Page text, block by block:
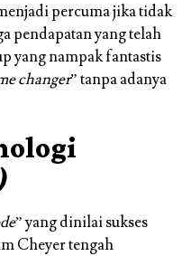
percuma jika tidak
pendapatan yang telah
yang nampak fantastis
changer” tanpa adanya
” yang dinilai sukses
Cheyer tengah